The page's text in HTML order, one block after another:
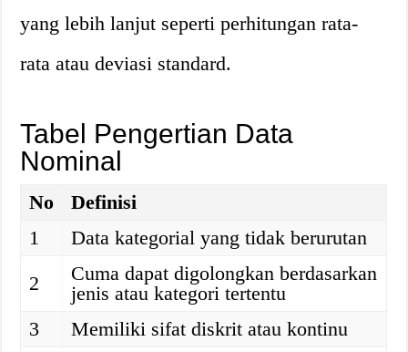
yang lebih lanjut seperti perhitungan rata-
rata atau deviasi standard.
Tabel Pengertian Data
Nominal
No
Definisi
1
Data kategorial yang tidak berurutan
2
Cuma dapat digolongkan berdasarkan
jenis atau kategori tertentu
3
Memiliki sifat diskrit atau kontinu